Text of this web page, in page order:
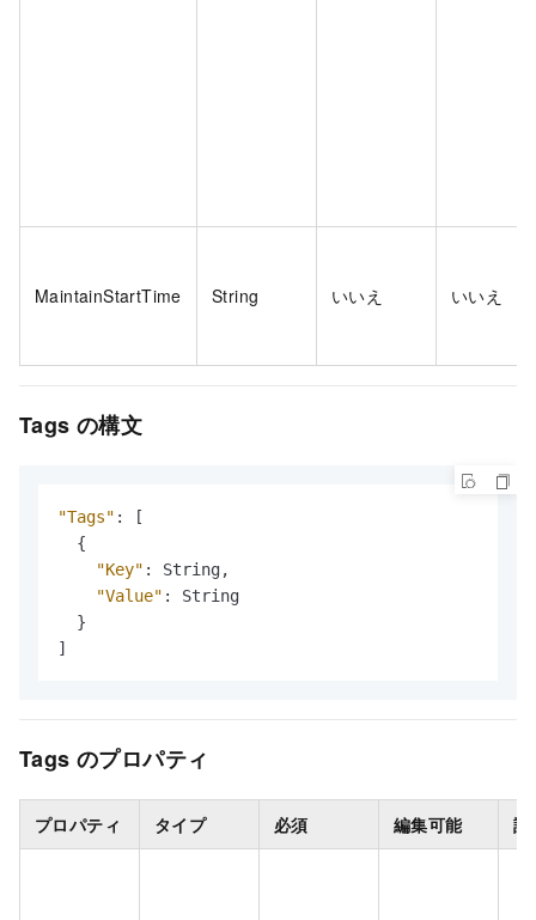
MaintainStartTime String いいえ いいえ
Tags の構文
"Tags" :
[
{
"Key" : String,
"Value" :
String
}
]
Tags のプロパティ
プロパティ タイプ 必須 編集可能 説